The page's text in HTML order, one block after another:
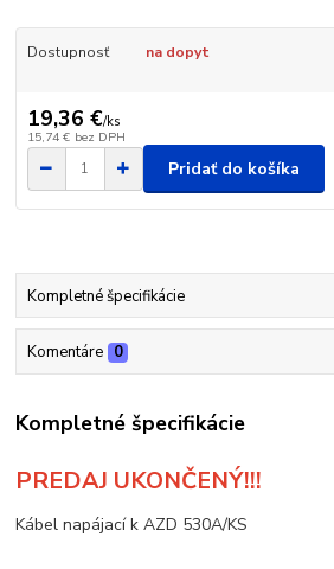
Dostupnosť na dopyt
19,36 €/ks
15,74 € bez DPH
Pridať do košíka
Kompletné špecifikácie
Komentáre 0
Kompletné špecifikácie
PREDAJ UKONČENÝ!!!
Kábel napájací k AZD 530A/KS